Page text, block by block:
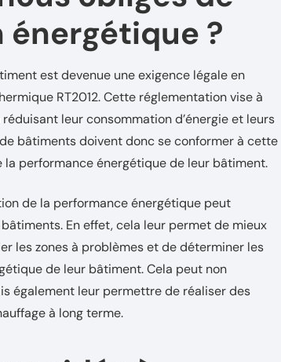
?
est devenue une exigence légale en
RT2012. Cette réglementation vise à
leur consommation d’énergie et leurs
bâtiments doivent donc se conformer à cette
performance énergétique de leur bâtiment.
de la performance énergétique peut
En effet, cela leur permet de mieux
les zones à problèmes et de déterminer les
de leur bâtiment. Cela peut non
également leur permettre de réaliser des
à long terme.